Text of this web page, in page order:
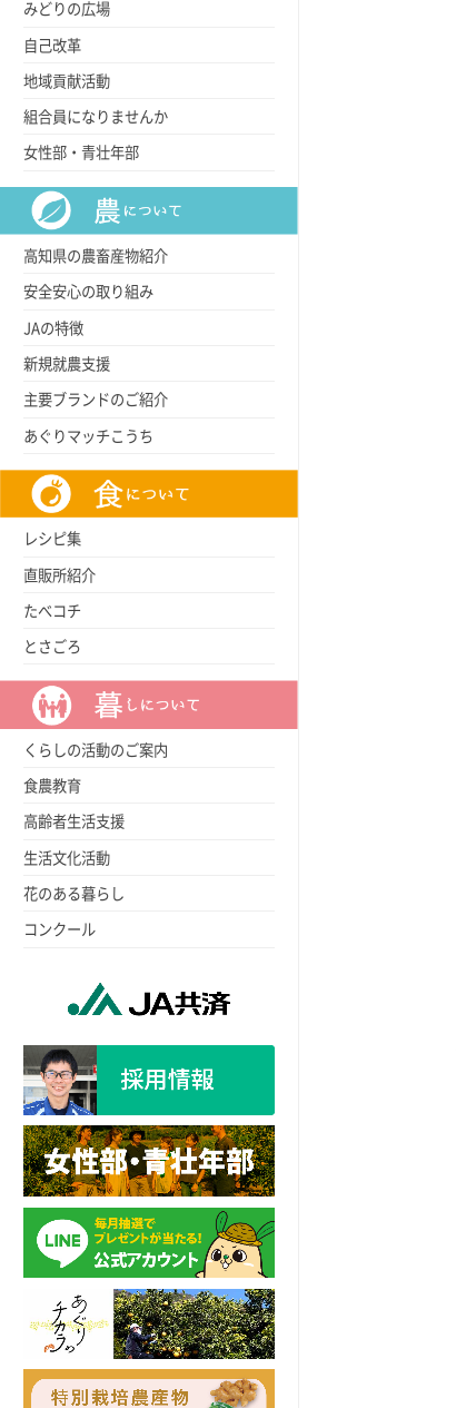
みどりの広場
自己改革
地域貢献活動
組合員になりませんか
女性部・青壮年部
高知県の農畜産物紹介
安全安心の取り組み
JAの特徴
新規就農支援
主要ブランドのご紹介
あぐりマッチこうち
レシピ集
直販所紹介
たべコチ
とさごろ
くらしの活動のご案内
食農教育
高齢者生活支援
生活文化活動
花のある暮らし
コンクール